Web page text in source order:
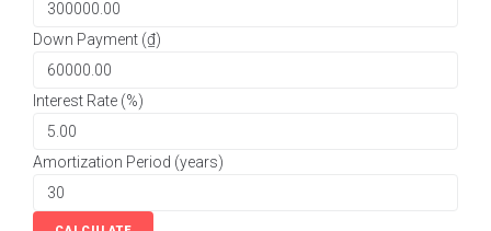
Down Payment (₫)
Interest Rate (%)
Amortization Period (years)